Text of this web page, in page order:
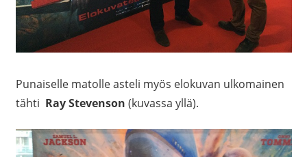
Punaiselle matolle asteli myös elokuvan ulkomainen
tähti Ray Stevenson (kuvassa yllä).